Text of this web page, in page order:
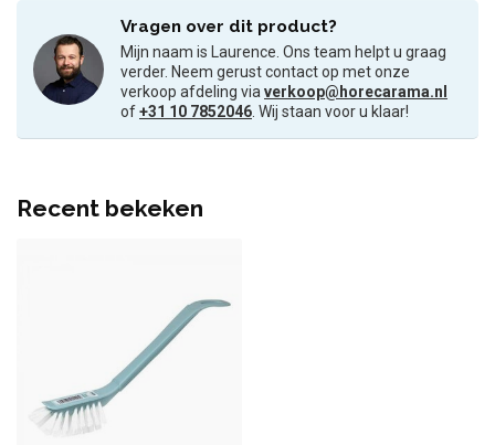
Vragen over dit product?
Mijn naam is Laurence. Ons team helpt u graag
verder. Neem gerust contact op met onze
verkoop afdeling viaverkoop@horecarama.nl
of+31 10 7852046. Wij staan voor u klaar!
Recent bekeken